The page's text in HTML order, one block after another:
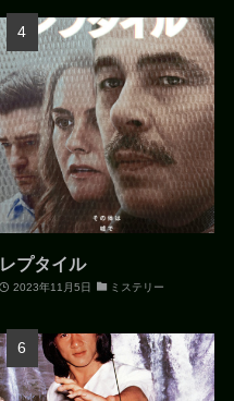
レプタイル
2023年11月5日 ミステリー